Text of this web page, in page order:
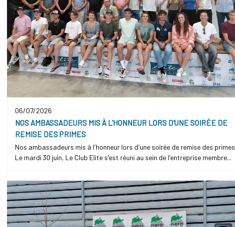
06/07/2026
NOS AMBASSADEURS MIS À L'HONNEUR LORS D'UNE SOIRÉE DE
REMISE DES PRIMES
Nos ambassadeurs mis à l'honneur lors d'une soirée de remise des primes
Le mardi 30 juin, Le Club Elite s'est réuni au sein de l'entreprise membre...